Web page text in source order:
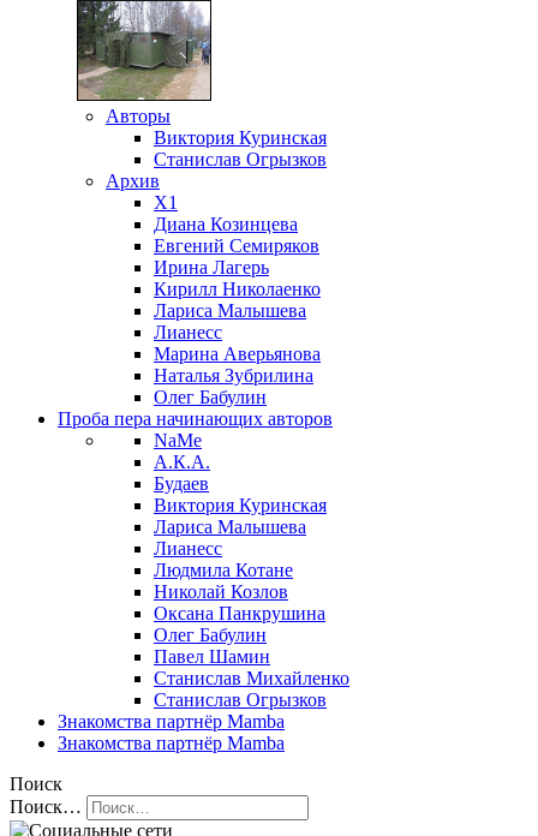
Авторы
Виктория Куринская
Станислав Огрызков
Архив
X1
Диана Козинцева
Евгений Семиряков
Ирина Лагерь
Кирилл Николаенко
Лариса Малышева
Лианесс
Марина Аверьянова
Наталья Зубрилина
Олег Бабулин
Проба пера начинающих авторов
NaMe
А.К.А.
Будаев
Виктория Куринская
Лариса Малышева
Лианесс
Людмила Котане
Николай Козлов
Оксана Панкрушина
Олег Бабулин
Павел Шамин
Станислав Михайленко
Станислав Огрызков
Знакомства партнёр Mamba
Знакомства партнёр Mamba
Поиск
Поиск…